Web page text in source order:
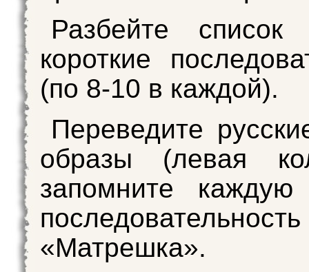
Разбейте
короткие
(по 8-10 в каждой).
Переведите
образы (левая
запомните каждую
«Матрешка».